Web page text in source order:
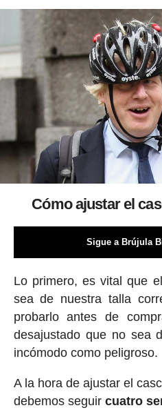
Cómo ajustar el
Sigue a Brújula
Lo primero, es vital que
sea de nuestra talla
probarlo antes de
desajustado que no sea
incómodo como peligroso.
A la hora de ajustar el
debemos seguircuatro